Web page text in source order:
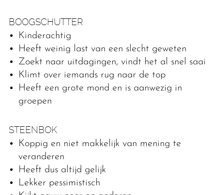
BOOGSCHUTTER
Kinderachtig
Heeft weinig last van een slecht geweten
Zoekt naar uitdagingen, vindt het al snel saai
Klimt over iemands rug naar de top
Heeft een grote mond en is aanwezig in
groepen
STEENBOK
Koppig en niet makkelijk van mening te
veranderen
Heeft dus altijd gelijk
Lekker pessimistisch